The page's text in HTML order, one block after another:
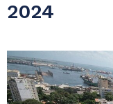
2024